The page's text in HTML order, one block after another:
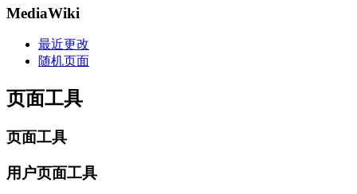
MediaWiki
最近更改
随机页面
页面工具
页面工具
用户页面工具